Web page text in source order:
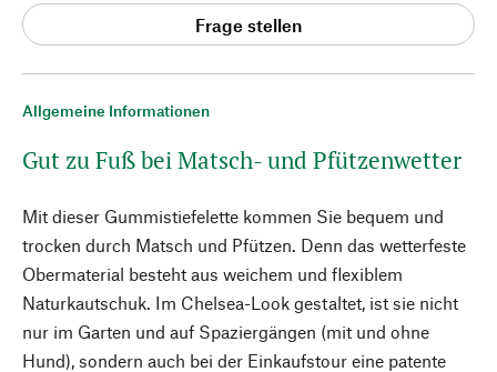
Allgemeine Informationen
Gut zu Fuß bei Matsch- und Pfützenwetter
Mit dieser Gummistiefelette kommen Sie bequem und
trocken durch Matsch und Pfützen. Denn das wetterfeste
Obermaterial besteht aus weichem und flexiblem
Naturkautschuk. Im Chelsea-Look gestaltet, ist sie nicht
nur im Garten und auf Spaziergängen (mit und ohne
Hund), sondern auch bei der Einkaufstour eine patente
Frage stellen